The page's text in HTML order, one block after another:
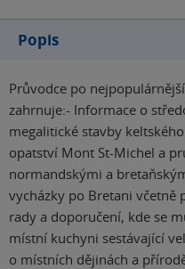
Popis
Průvodce po
zahrnuje:- Informace o
megalitické stavby
opatství Mont St-Michel a
normandskými a
vycházky po Bretani včetně
rady a doporučení, kde se
místní kuchyni sestávající
o místních dějinách a